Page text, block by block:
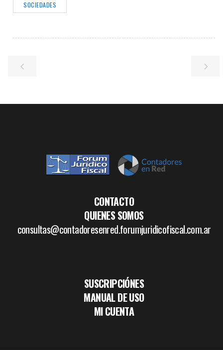
SOCIEDADES
CONTACTO
QUIENES SOMOS
consultas@contadoresenred.forumjuridicofiscal.com.ar
SUSCRIPCIÓNES
MANUAL DE USO
MI CUENTA